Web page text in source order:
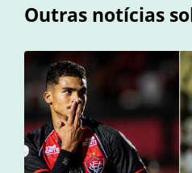
Outras notícias